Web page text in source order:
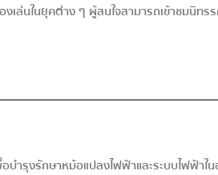
ล่นในยุคต่าง ๆ ผู้สนใจสามารถเข้าชมนิ
รุงรักษาหม้อแปลงไฟฟ้าและระบบไฟฟ้าใ